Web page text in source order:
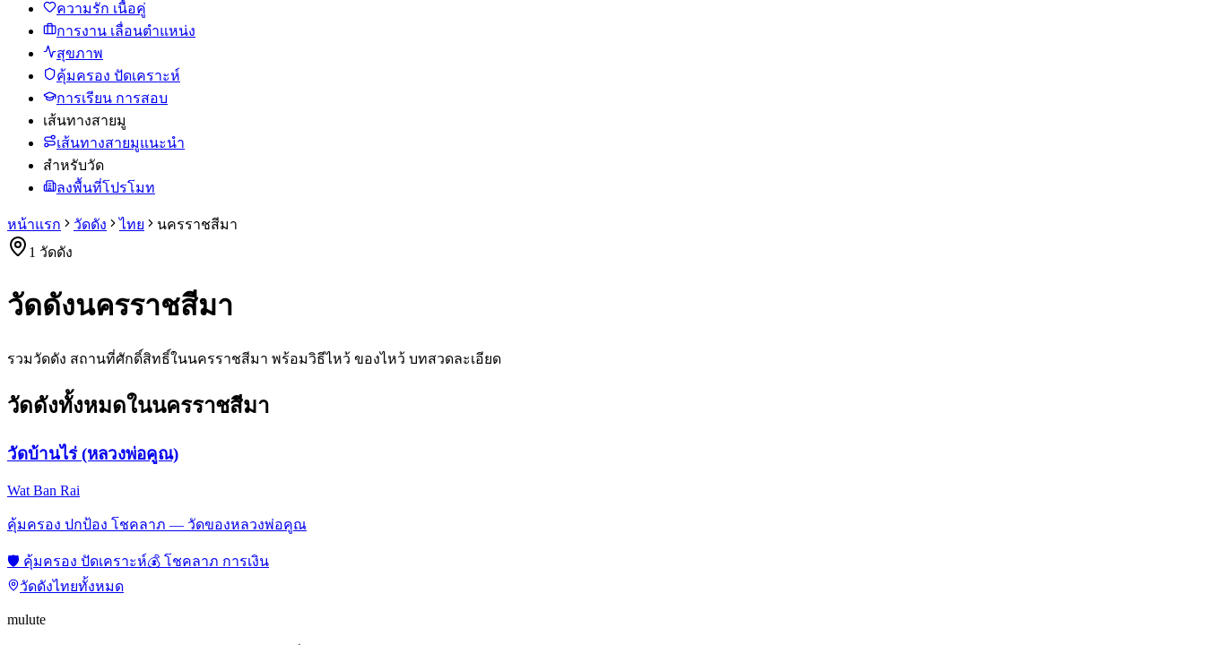
ความรัก เนื้อคู่
การงาน เลื่อนตำแหน่ง
สุขภาพ
คุ้มครอง ปัดเคราะห์
การเรียน การสอบ
เส้นทางสายมู
เส้นทางสายมูแนะนำ
สำหรับวัด
ลงพื้นที่โปรโมท
หน้าแรก วัดดัง ไทย
นครราชสีมา
1 วัดดัง
วัดดังนครราชสีมา
รวมวัดดัง สถานที่ศักดิ์สิทธิ์ในนครราชสีมา พร้อมวิธีไหว้ ของไหว้ บทสวดละเอียด
วัดดังทั้งหมดในนครราชสีมา
วัดบ้านไร่ (หลวงพ่อคูณ)
Wat Ban Rai
คุ้มครอง ปกป้อง โชคลาภ — วัดของหลวงพ่อคูณ
🛡️ คุ้มครอง ปัดเคราะห์💰 โชคลาภ การเงิน
วัดดังไทยทั้งหมด
mulute